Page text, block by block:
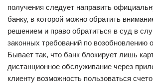
получения следует направить
банку, в которой можно обратить
решением и право обратиться в суд в
законных требований по возобновлению
Бывает так, что банк блокирует лишь
дистанционное обслуживание через
клиенту возможность пользоваться